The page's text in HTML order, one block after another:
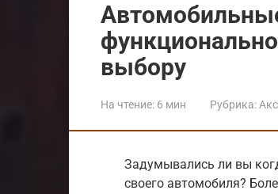
выбору
На чтение: 6 мин Рубрика:
Задумывались ли вы
своего автомобиля?